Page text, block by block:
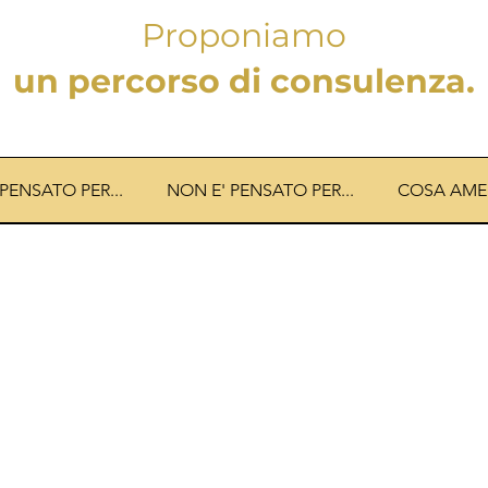
Proponiamo
un percorso di consulenza.
PER... NON E' PENSATO PER... COSA